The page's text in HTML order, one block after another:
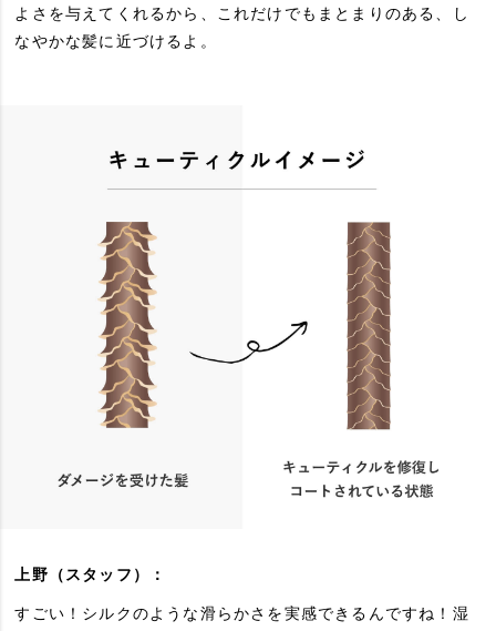
よさを与えてくれるから、これだけでもまとまりのある、し
なやかな髪に近づけるよ。
上野（スタッフ）：
すごい！シルクのような滑らかさを実感できるんですね！湿